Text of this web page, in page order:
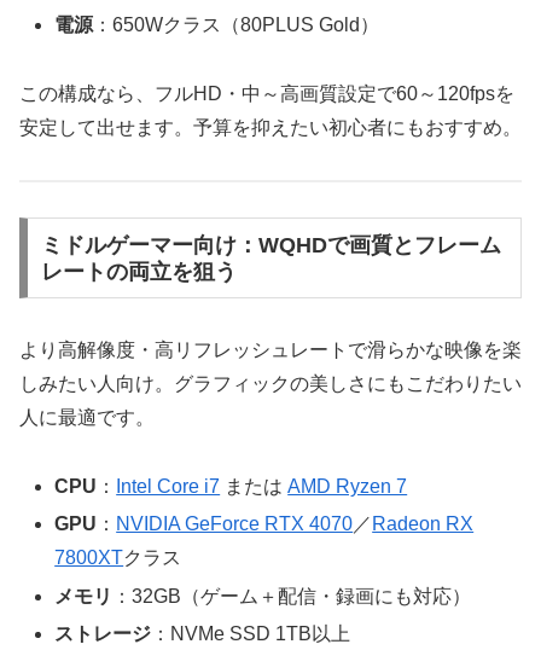
電源 ：650Wクラス（80PLUS Gold）
この構成なら、フルHD・中～高画質設定で60～120fpsを
安定して出せます。予算を抑えたい初心者にもおすすめ。
ミドルゲーマー向け：WQHDで画質とフレーム
レートの両立を狙う
より高解像度・高リフレッシュレートで滑らかな映像を楽
しみたい人向け。グラフィックの美しさにもこだわりたい
人に最適です。
CPU ： Intel Core i7 またはAMD Ryzen 7
GPU ： NVIDIA GeForce RTX 4070／ Radeon RX
7800XTクラス
メモリ ：32GB（ゲーム＋配信・録画にも対応）
ストレージ ：NVMe SSD 1TB以上